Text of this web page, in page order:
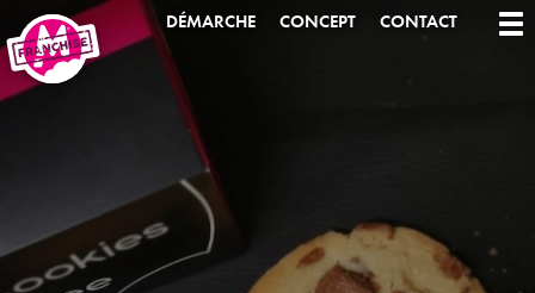
DÉMARCHE CONCEPT CONTACT